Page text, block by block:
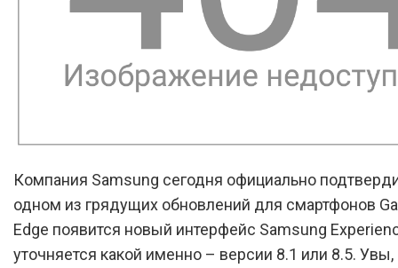
Компания Samsung сегодня официально
одном из грядущих обновлений для смартфонов
Edge появится новый интерфейс Samsung
уточняется какой именно – версии 8.1 или 8.5. Увы,